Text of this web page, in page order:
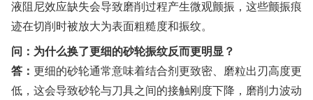
液阻尼效应缺失会导致磨削过程产生微观颤振，这些颤振痕
迹在切削时被放大为表面粗糙度和振纹。
问：为什么换了更细的砂轮振纹反而更明显？
答： 更细的砂轮通常意味着结合剂更致密、磨粒出刃高度更
低，这会导致砂轮与刀具之间的接触刚度下降，磨削力波动